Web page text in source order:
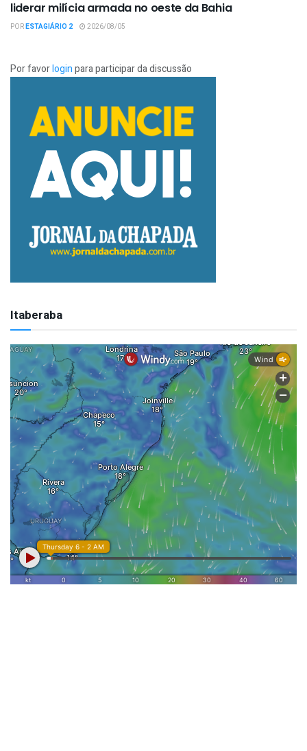
liderar milícia armada no oeste da Bahia
PORESTAGIÁRIO 2 2026/08/05
Por favorloginpara participar da discussão
Itaberaba